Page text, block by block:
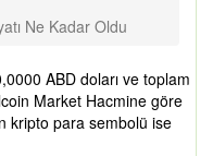
Ne Kadar Oldu
ABD doları ve toplam
Market Hacmine göre
kripto para sembolü ise